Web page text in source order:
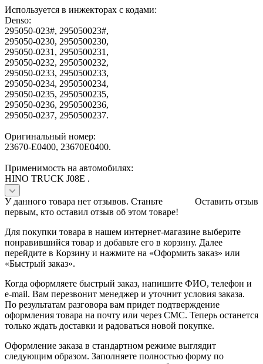
Используется в инжекторах с кодами:
Denso:
295050-023#, 295050023#,
295050-0230, 2950500230,
295050-0231, 2950500231,
295050-0232, 2950500232,
295050-0233, 2950500233,
295050-0234, 2950500234,
295050-0235, 2950500235,
295050-0236, 2950500236,
295050-0237, 2950500237.
Оригинальный номер:
23670-E0400, 23670E0400.
Применимость на автомобилях:
HINO TRUCK J08E .
Оставить отзыв
У данного товара нет отзывов. Станьте
первым, кто оставил отзыв об этом товаре!
Для покупки товара в нашем интернет-магазине выберите
понравившийся товар и добавьте его в корзину. Далее
перейдите в Корзину и нажмите на «Оформить заказ» или
«Быстрый заказ».
Когда оформляете быстрый заказ, напишите ФИО, телефон и
e-mail. Вам перезвонит менеджер и уточнит условия заказа.
По результатам разговора вам придет подтверждение
оформления товара на почту или через СМС. Теперь останется
только ждать доставки и радоваться новой покупке.
Оформление заказа в стандартном режиме выглядит
следующим образом. Заполняете полностью форму по